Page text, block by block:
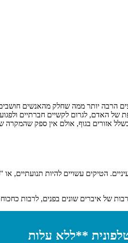
האדם, לגרום לקשיים חברתיים ולפגוע
אזורים בגוף, אולם אין ספק
הטיקים עשויים להיות תנועתיים, או
של איברים שונים בפנים, לרבות כחכוח
**ללא עלות